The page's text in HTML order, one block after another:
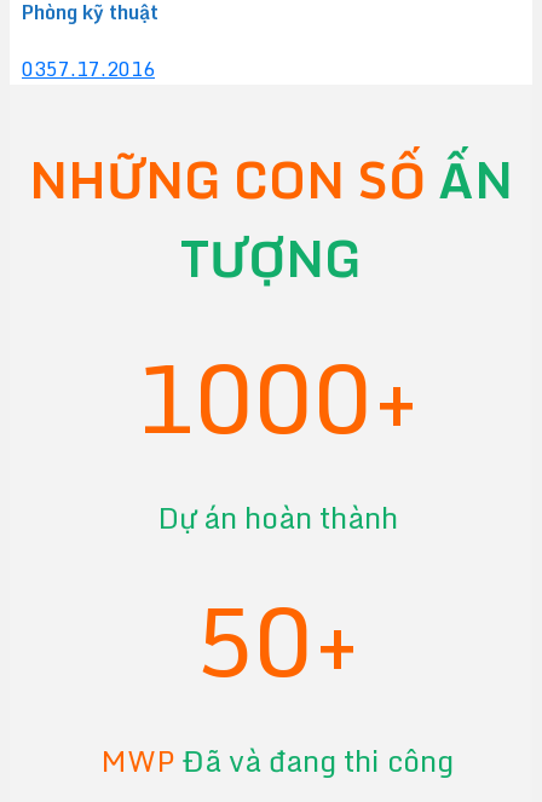
Phòng kỹ thuật
0357.17.2016
NHỮNG CON SỐ ẤN
TƯỢNG
1000+
Dự án hoàn thành
50+
MWPĐã và đang thi công